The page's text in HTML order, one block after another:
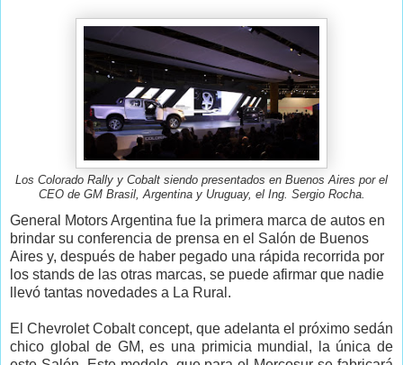
Los Colorado Rally y Cobalt siendo presentados en Buenos Aires por el
CEO de GM Brasil, Argentina y Uruguay, el Ing. Sergio Rocha.
General Motors Argentina fue la primera marca de autos en
brindar su conferencia de prensa en el Salón de Buenos
Aires y, después de haber pegado una rápida recorrida por
los stands de las otras marcas, se puede afirmar que nadie
llevó tantas novedades a La Rural.
El Chevrolet Cobalt concept, que adelanta el próximo sedán
chico global de GM, es una primicia mundial, la única de